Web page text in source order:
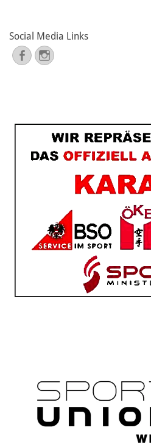
Social Media Links
FacebookInstagram